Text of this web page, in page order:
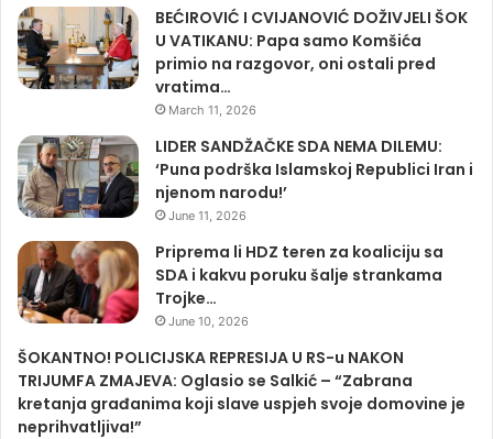
BEĆIROVIĆ I CVIJANOVIĆ DOŽIVJELI ŠOK
U VATIKANU: Papa samo Komšića
primio na razgovor, oni ostali pred
vratima…
March 11, 2026
LIDER SANDŽAČKE SDA NEMA DILEMU:
‘Puna podrška Islamskoj Republici Iran i
njenom narodu!’
June 11, 2026
Priprema li HDZ teren za koaliciju sa
SDA i kakvu poruku šalje strankama
Trojke…
June 10, 2026
ŠOKANTNO! POLICIJSKA REPRESIJA U RS-u NAKON
TRIJUMFA ZMAJEVA: Oglasio se Salkić – “Zabrana
kretanja građanima koji slave uspjeh svoje domovine je
neprihvatljiva!”